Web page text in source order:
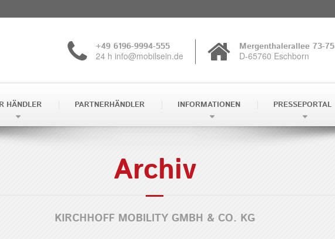
+49 6196-9994-555
24 h info@mobilsein.de
Mergenthalerallee 73-75
D-65760 Eschborn
HÄNDLER PARTNERHÄNDLER INFORMATIONEN PRESSEPORTAL
Archiv
KIRCHHOFF MOBILITY GMBH & CO. KG